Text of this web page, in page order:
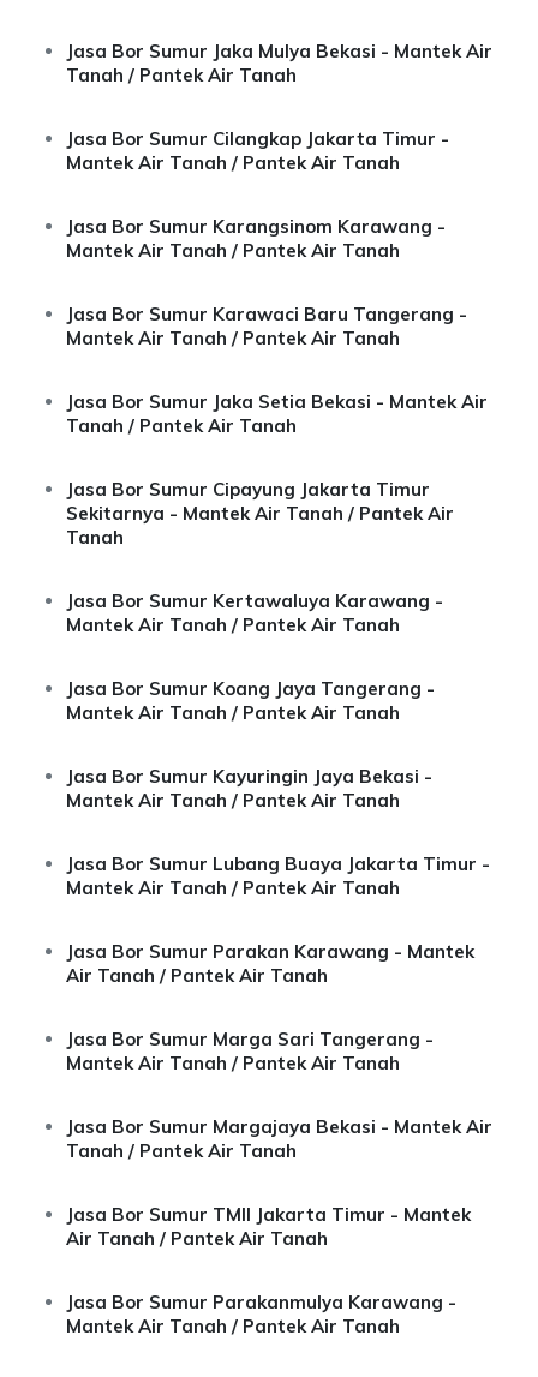
Jasa Bor Sumur Jaka Mulya Bekasi - Mantek Air
Tanah / Pantek Air Tanah
Jasa Bor Sumur Cilangkap Jakarta Timur -
Mantek Air Tanah / Pantek Air Tanah
Jasa Bor Sumur Karangsinom Karawang -
Mantek Air Tanah / Pantek Air Tanah
Jasa Bor Sumur Karawaci Baru Tangerang -
Mantek Air Tanah / Pantek Air Tanah
Jasa Bor Sumur Jaka Setia Bekasi - Mantek Air
Tanah / Pantek Air Tanah
Jasa Bor Sumur Cipayung Jakarta Timur
Sekitarnya - Mantek Air Tanah / Pantek Air
Tanah
Jasa Bor Sumur Kertawaluya Karawang -
Mantek Air Tanah / Pantek Air Tanah
Jasa Bor Sumur Koang Jaya Tangerang -
Mantek Air Tanah / Pantek Air Tanah
Jasa Bor Sumur Kayuringin Jaya Bekasi -
Mantek Air Tanah / Pantek Air Tanah
Jasa Bor Sumur Lubang Buaya Jakarta Timur -
Mantek Air Tanah / Pantek Air Tanah
Jasa Bor Sumur Parakan Karawang - Mantek
Air Tanah / Pantek Air Tanah
Jasa Bor Sumur Marga Sari Tangerang -
Mantek Air Tanah / Pantek Air Tanah
Jasa Bor Sumur Margajaya Bekasi - Mantek Air
Tanah / Pantek Air Tanah
Jasa Bor Sumur TMII Jakarta Timur - Mantek
Air Tanah / Pantek Air Tanah
Jasa Bor Sumur Parakanmulya Karawang -
Mantek Air Tanah / Pantek Air Tanah